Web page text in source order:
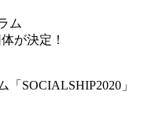
SOCIALSHIP2020」